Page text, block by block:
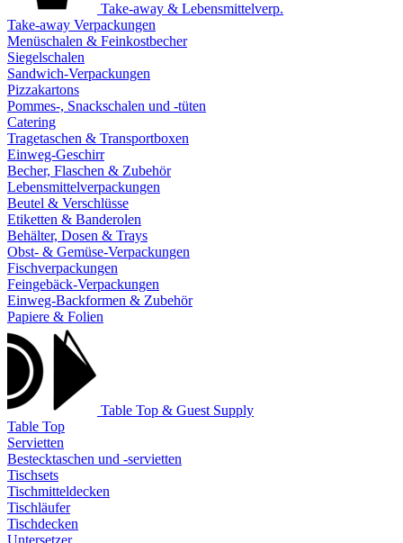
Take-away & Lebensmittelverp.
Take-away Verpackungen
Menüschalen & Feinkostbecher
Siegelschalen
Sandwich-Verpackungen
Pizzakartons
Pommes-, Snackschalen und -tüten
Catering
Tragetaschen & Transportboxen
Einweg-Geschirr
Becher, Flaschen & Zubehör
Lebensmittelverpackungen
Beutel & Verschlüsse
Etiketten & Banderolen
Behälter, Dosen & Trays
Obst- & Gemüse-Verpackungen
Fischverpackungen
Feingebäck-Verpackungen
Einweg-Backformen & Zubehör
Papiere & Folien
Table Top & Guest Supply
Table Top
Servietten
Bestecktaschen und -servietten
Tischsets
Tischmitteldecken
Tischläufer
Tischdecken